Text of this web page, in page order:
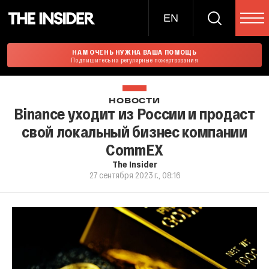
EN
НАМ ОЧЕНЬ НУЖНА ВАША ПОМОЩЬ
Подпишитесь на регулярные пожертвования
НОВОСТИ
Binance уходит из России и продаст
свой локальный бизнес компании
CommEX
The Insider
27 сентября 2023 г., 08:16